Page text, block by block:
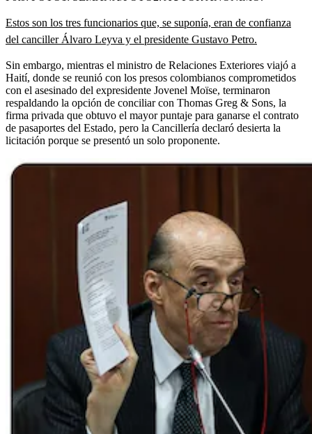
Estos son los tres funcionarios que, se suponía, eran de confianza
del canciller Álvaro Leyva y el presidente Gustavo Petro.
Sin embargo, mientras el ministro de Relaciones Exteriores viajó a
Haití, donde se reunió con los presos colombianos comprometidos
con el asesinado del expresidente Jovenel Moïse, terminaron
respaldando la opción de conciliar con Thomas Greg & Sons, la
firma privada que obtuvo el mayor puntaje para ganarse el contrato
de pasaportes del Estado, pero la Cancillería declaró desierta la
licitación porque se presentó un solo proponente.